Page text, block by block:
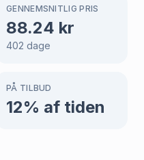
GENNEMSNITLIG PRIS
88.24 kr
402 dage
PÅ TILBUD
12% af tiden